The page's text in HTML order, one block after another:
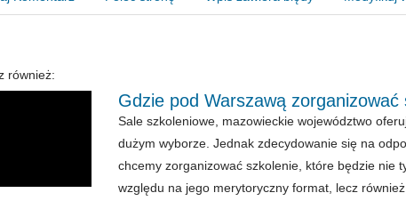
również:
Gdzie pod Warszawą zorganizować
Sale szkoleniowe, mazowieckie województwo
dużym wyborze. Jednak zdecydowanie się na
chcemy zorganizować szkolenie, które będzie nie
względu na jego merytoryczny format, lecz